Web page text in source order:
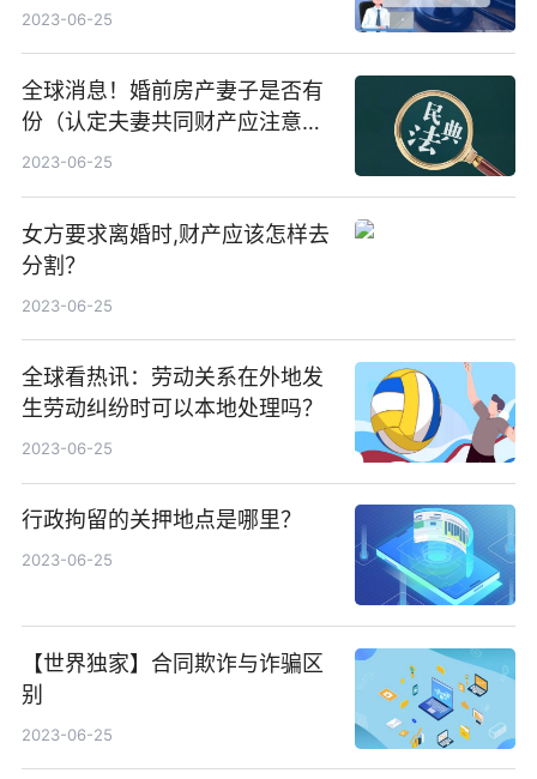
2023-06-25
全球消息！婚前房产妻子是否有
份（认定夫妻共同财产应注意的
问题有哪些）
2023-06-25
女方要求离婚时,财产应该怎样去
分割？
2023-06-25
全球看热讯：劳动关系在外地发
生劳动纠纷时可以本地处理吗？
2023-06-25
行政拘留的关押地点是哪里？
2023-06-25
【世界独家】合同欺诈与诈骗区
别
2023-06-25